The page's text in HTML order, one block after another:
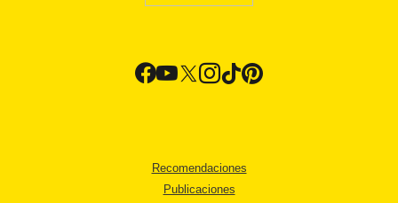
Recomendaciones
Publicaciones